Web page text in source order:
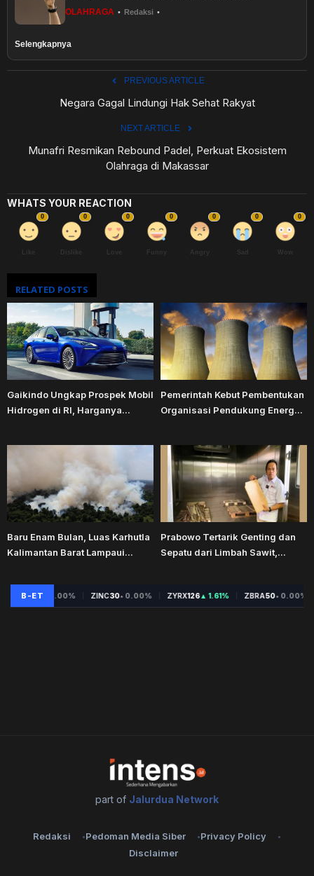
OLAHRAGA • Redaksi •
Selengkapnya
PREVIOUS ARTICLE
Negara Gagal Lindungi Hak Sehat Rakyat
NEXT ARTICLE
Munafri Resmikan Rebound Padel, Perkuat Ekosistem
Olahraga di Makassar
WHATS YOUR REACTION
0 0
Dislike
0
Love
0
Funny
0
Angry
0
Sad
0
Wow
RELATED POSTS
Gaikindo Ungkap Prospek Mobil
Hidrogen di RI, Harganya...
Pemerintah Kebut Pembentukan
Organisasi Pendukung Energ...
Baru Enam Bulan, Luas Karhutla
Kalimantan Barat Lampaui...
Prabowo Tertarik Genting dan
Sepatu dari Limbah Sawit,...
part of Jalurdua Network
Redaksi Pedoman Media Siber
Privacy Policy
Disclaimer